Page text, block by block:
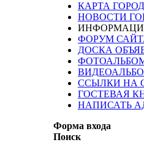
КАРТА
НОВОСТИ
ФОРУМ
ДОСКА
ССЫЛКИ НА
ГОСТЕВАЯ
НАПИСАТЬ
Форма входа
Поиск